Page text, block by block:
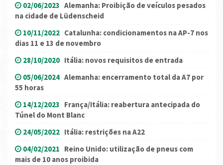
02/06/2023 Alemanha: Proibição de veículos pesados
na cidade de Lüdenscheid
10/11/2022 Catalunha: condicionamentos na AP-7 nos
dias 11 e 13 de novembro
28/10/2020 Itália: novos requisitos de entrada
05/06/2024 Alemanha: encerramento total da A7 por
55 horas
14/12/2023 França/Itália: reabertura antecipada do
Túnel do Mont Blanc
24/05/2022 Itália: restrições na A22
04/02/2021 Reino Unido: utilização de pneus com
mais de 10 anos proibida